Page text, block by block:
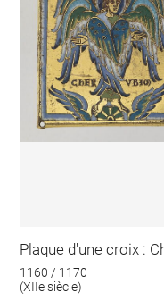
Plaque d'une croix :
1160 / 1170
(XIIe siècle)